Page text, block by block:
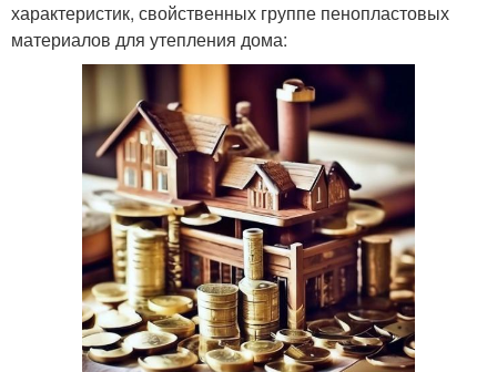
характеристик, свойственных группе пенопластовых
материалов для утепления дома: